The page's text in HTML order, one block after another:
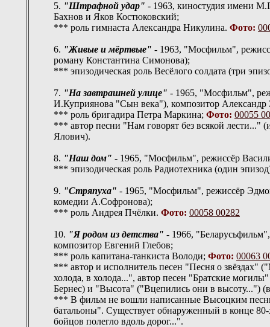
5. "Штрафной удар" - 1963, киностудия имени
Бахнов и Яков Костюковский;
*** роль гимнаста Александра Никулина. Фото:
6. "Живые и мёртвые" - 1963, "Мосфильм",
роману Константина Симонова);
*** эпизодическая роль Весёлого солдата (три
7. "На завтрашней улице" - 1965, "Мосфильм",
И.Куприянова "Сын века"), композитор Александр
*** роль бригадира Петра Маркина; Фото: 00055
*** автор песни "Нам говорят без всякой
Ялович).
8. "Наш дом" - 1965, "Мосфильм", режиссёр
*** эпизодическая роль Радиотехника (один
9. "Стряпуха" - 1965, "Мосфильм", режиссёр
комедии А.Софронова);
*** роль Андрея Пчёлки. Фото: 00058 00282
10. "Я родом из детства" - 1966,
композитор Евгений Глебов;
*** роль капитана-танкиста Володи; Фото: 00063
*** автор и исполнитель песен "Песня о звёздах"
холода, в холода...", автор песен "Братские
Бернес) и "Высота" ("Вцепились они в высоту...")
*** В фильм не вошли написанные Высоцким
батальоны". Существует обнаруженный в конце
бойцов полегло вдоль дорог...".